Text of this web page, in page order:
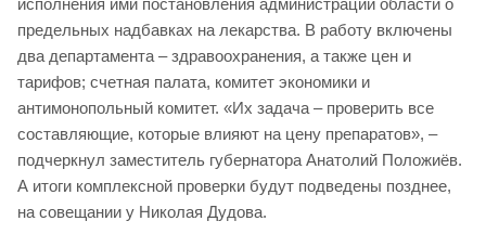
исполнения ими постановления администрации области о
предельных надбавках на лекарства. В работу включены
два департамента – здравоохранения, а также цен и
тарифов; счетная палата, комитет экономики и
антимонопольный комитет. «Их задача – проверить все
составляющие, которые влияют на цену препаратов», –
подчеркнул заместитель губернатора Анатолий Положиёв.
А итоги комплексной проверки будут подведены позднее,
на совещании у Николая Дудова.